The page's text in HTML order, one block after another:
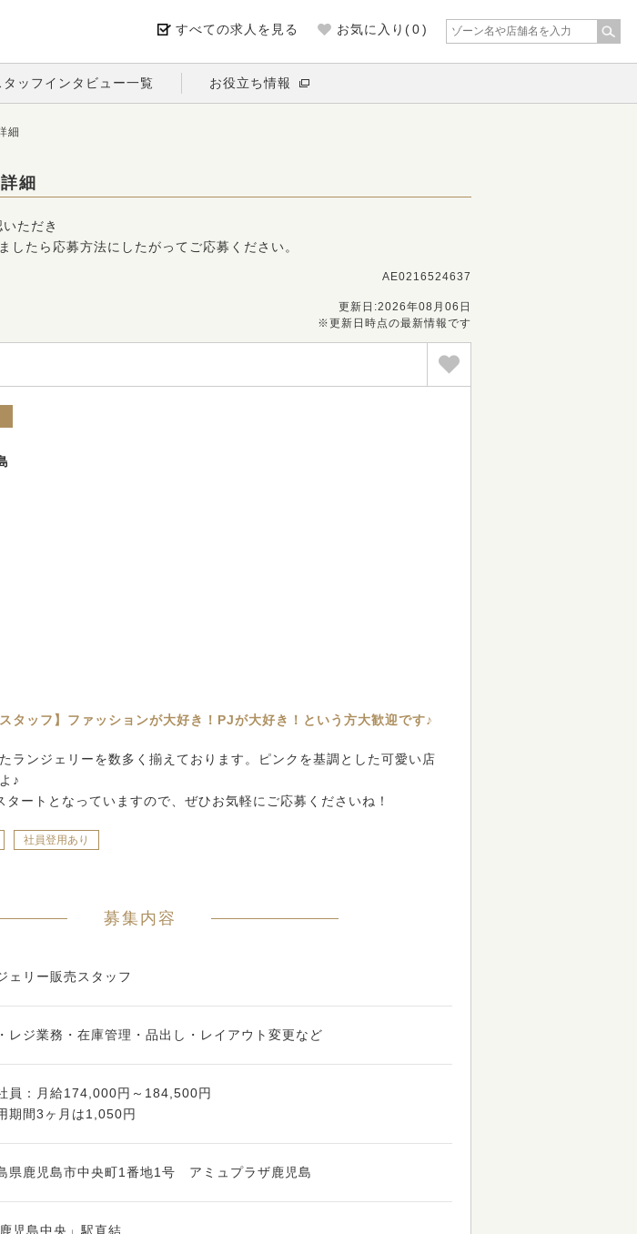
すべての求人を見る お気に入り(0)
タッフインタビュー一覧 お役立ち情報
細
細
ただき
したら応募方法にしたがってご応募ください。
AE0216524637
更新日:2026年08月06日
※更新日時点の最新情報です
タッフ】ファッションが大好き！PJが大好き！という方大歓迎です♪
ランジェリーを数多く揃えております。ピンクを基調とした可愛い店
♪
ートとなっていますので、ぜひお気軽にご応募くださいね！
社員登用あり
募集内容
ェリー販売スタッフ
レジ業務・在庫管理・品出し・レイアウト変更など
員：月給174,000円～184,500円
期間3ヶ月は1,050円
県鹿児島市中央町1番地1号 アミュプラザ鹿児島
児島中央」駅直結